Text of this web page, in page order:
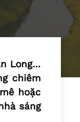
Long…
chiêm
hoặc
sáng